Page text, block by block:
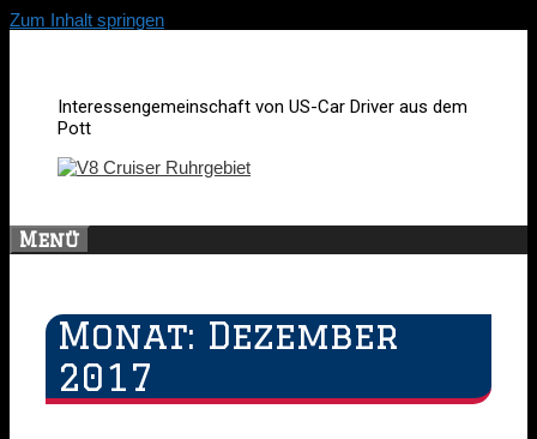
Zum Inhalt springen
Interessengemeinschaft von US-Car Driver aus dem
Pott
Menü
Monat: Dezember
2017